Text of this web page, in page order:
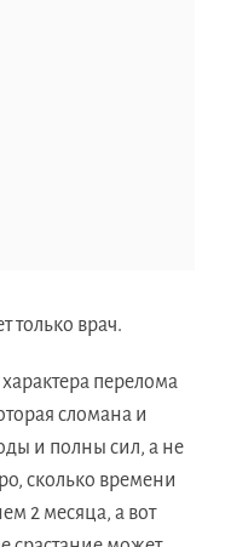
только врач.
перелома
сломана и
и полны сил, а не
сколько времени
2 месяца, а вот